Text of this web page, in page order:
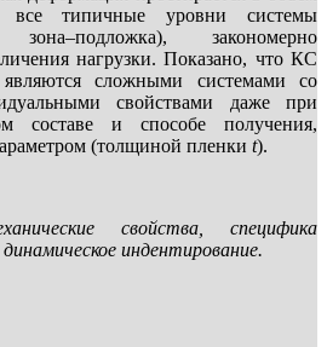
все типичные уровни системы
зона–подложка), закономерно
нагрузки. Показано, что КС
сложными системами со
свойствами даже при
составе и способе получения,
(толщиной пленки t).
свойства, специфика
индентирование.